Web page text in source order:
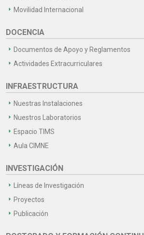
Movilidad Internacional
DOCENCIA
Documentos de Apoyo y Reglamentos
Actividades Extracurriculares
INFRAESTRUCTURA
Nuestras Instalaciones
Nuestros Laboratorios
Espacio TIMS
Aula CIMNE
INVESTIGACIÓN
Líneas de Investigación
Proyectos
Publicación